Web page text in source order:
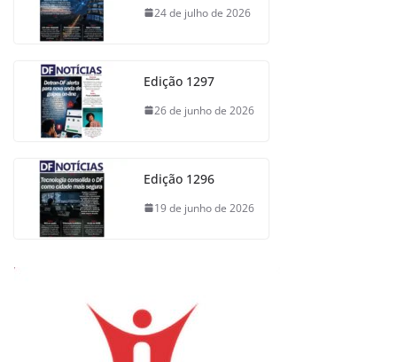
24 de julho de 2026
Edição 1297
26 de junho de 2026
Edição 1296
19 de junho de 2026